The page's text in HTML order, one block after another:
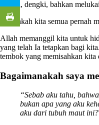
Marah, dengki, bahkan
Bukankah kita semua pernah
Allah memanggil kita untuk
yang telah Ia tetapkan bagi
tembok yang memisahkan
Bagaimanakah saya
“Sebab aku tahu,
bukan apa yang aku
aku dari tubuh maut